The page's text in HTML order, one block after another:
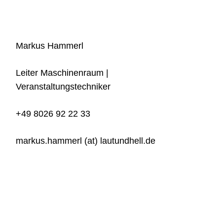
Markus Hammerl
Leiter Maschinenraum |
Veranstaltungstechniker
+49 8026 92 22 33
markus.hammerl (at) lautundhell.de